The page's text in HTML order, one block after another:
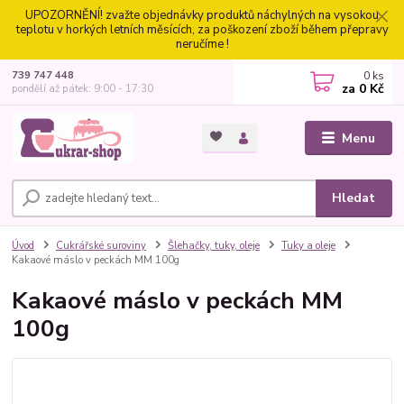
UPOZORNĚNÍ! zvažte objednávky produktů náchylných na vysokou
teplotu v horkých letních měsících, za poškození zboží během přepravy
neručíme !
Menu
Hledat
739 747 448
pondělí až pátek: 9:00 - 17:30
0 ks
za 0 Kč
Úvod Cukrářské suroviny Šlehačky, tuky, oleje
Tuky a oleje
Kakaové máslo v peckách MM 100g
Kakaové máslo v peckách MM
100g